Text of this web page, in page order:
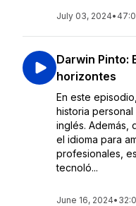
July 03, 2024•
Darwin Pinto:
horizontes
En este
historia
inglés. Además,
el idioma para
profesionales,
tecnoló...
June 16, 2024•